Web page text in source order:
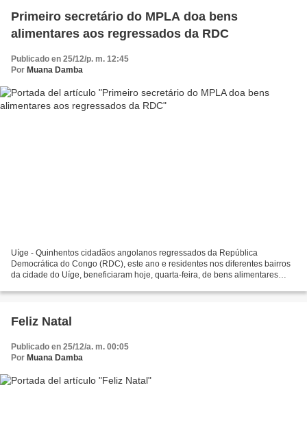
Primeiro secretário do MPLA doa bens
alimentares aos regressados da RDC
Publicado en 25/12/p. m. 12:45
Por Muana Damba
Uíge - Quinhentos cidadãos angolanos regressados da República
Democrática do Congo (RDC), este ano e residentes nos diferentes bairros
da cidade do Uíge, beneficiaram hoje, quarta-feira, de bens alimentares
Feliz Natal
Publicado en 25/12/a. m. 00:05
Por Muana Damba